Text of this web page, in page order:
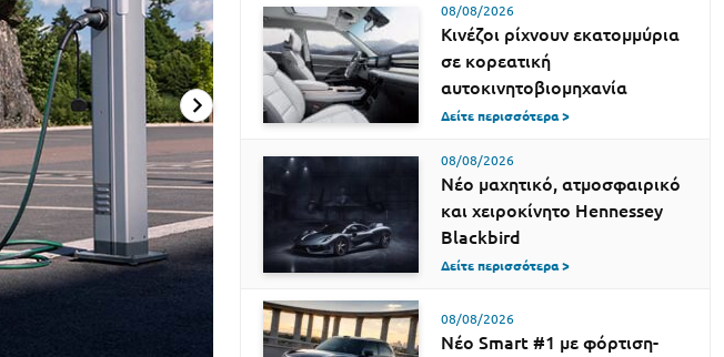
08/08/2026
Κινέζοι ρίχνουν εκατομμύρια
σε κορεατική
αυτοκινητοβιομηχανία
Δείτε περισσότερα >
08/08/2026
Νέο μαχητικό, ατμοσφαιρικό
και χειροκίνητο Hennessey
Blackbird
Δείτε περισσότερα >
08/08/2026
Νέο Smart #1 με φόρτιση-